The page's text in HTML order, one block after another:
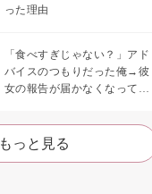
った理由
「食べすぎじゃない？」アド
バイスのつもりだった俺→彼
女の報告が届かなくなって、
た
もっと見る